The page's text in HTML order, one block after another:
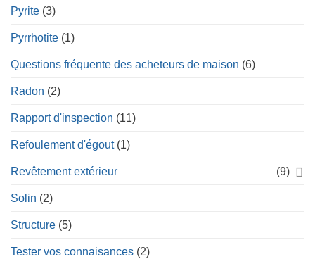
Pyrite (3)
Pyrrhotite (1)
Questions fréquente des acheteurs de maison (6)
Radon (2)
Rapport d'inspection (11)
Refoulement d'égout(1)
Revêtement extérieur (9)
Solin (2)
Structure (5)
Tester vos connaisances (2)